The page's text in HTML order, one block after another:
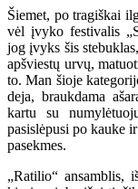
Šiemet, po tragiškai
vėl įvyko festivalis
jog įvyks šis
apšviestų urvų,
to. Man šioje
deja, braukdama
kartu su
pasislėpusi po kauke
pasekmes.
„Ratilio“ ansamblis,